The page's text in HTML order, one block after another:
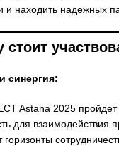
и находить надежных
стоит
синергия:
Astana 2025
для взаимодействия